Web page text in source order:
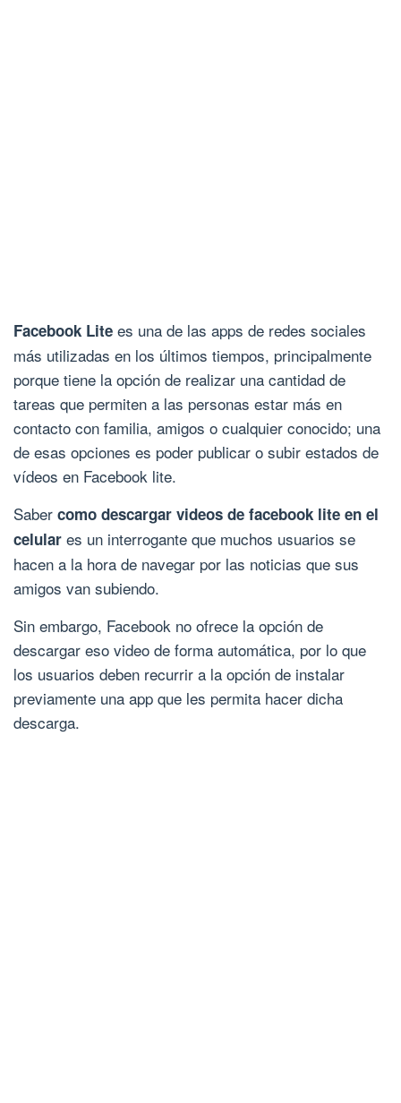
Facebook Lite es una de las apps de redes sociales
más utilizadas en los últimos tiempos, principalmente
porque tiene la opción de realizar una cantidad de
tareas que permiten a las personas estar más en
contacto con familia, amigos o cualquier conocido; una
de esas opciones es poder publicar o subir estados de
vídeos en Facebook lite.
Saber como descargar videos de facebook lite en el
celular es un interrogante que muchos usuarios se
hacen a la hora de navegar por las noticias que sus
amigos van subiendo.
Sin embargo, Facebook no ofrece la opción de
descargar eso video de forma automática, por lo que
los usuarios deben recurrir a la opción de instalar
previamente una app que les permita hacer dicha
descarga.